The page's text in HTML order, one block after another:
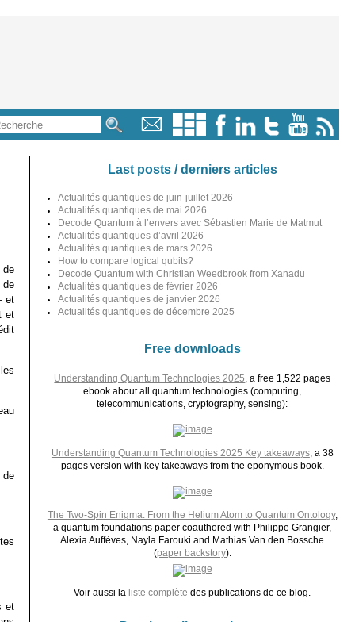
de
de
et
et
de
et
Last posts / derniers articles
Actualités quantiques de juin-juillet 2026
Actualités quantiques de mai 2026
Decode Quantum à l’envers avec Sébastien Marie de Matmut
Actualités quantiques d’avril 2026
Actualités quantiques de mars 2026
How to compare logical qubits?
Decode Quantum with Christian Weedbrook from Xanadu
Actualités quantiques de février 2026
Actualités quantiques de janvier 2026
Actualités quantiques de décembre 2025
Free downloads
Understanding Quantum Technologies 2025 , a free 1,522 pages
ebook about all quantum technologies (computing,
telecommunications, cryptography, sensing):
Understanding Quantum Technologies 2025 Key takeaways, a 38
pages version with key takeaways from the eponymous book.
The Two-Spin Enigma: From the Helium Atom to Quantum Ontology,
a quantum foundations paper coauthored with Philippe Grangier,
Alexia Auffèves, Nayla Farouki and Mathias Van den Bossche
(paper backstory).
Voir aussi la liste complète des publications de ce blog.